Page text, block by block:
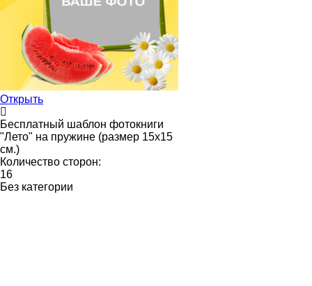
Открыть
Бесплатный шаблон фотокниги
"Лето" на пружине (размер 15х15
см.)
Количество сторон:
16
Без категории